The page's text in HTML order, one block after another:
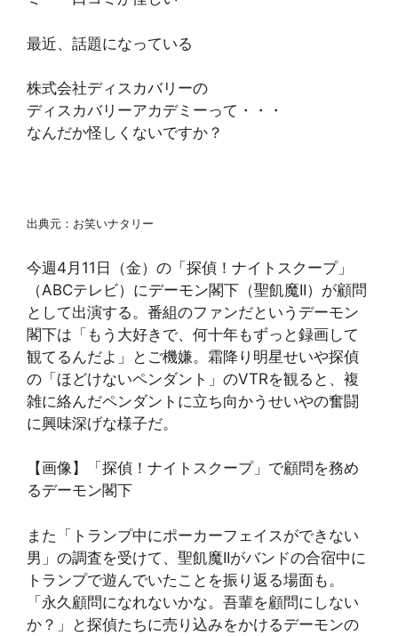
最近、話題になっている
株式会社ディスカバリーの
ディスカバリーアカデミーって・・・
なんだか怪しくないですか？
出典元：お笑いナタリー
今週4月11日（金）の「探偵！ナイトスクープ」
（ABCテレビ）にデーモン閣下（聖飢魔II）が顧問
として出演する。番組のファンだというデーモン
閣下は「もう大好きで、何十年もずっと録画して
観てるんだよ」とご機嫌。霜降り明星せいや探偵
の「ほどけないペンダント」のVTRを観ると、複
雑に絡んだペンダントに立ち向かうせいやの奮闘
に興味深げな様子だ。
【画像】「探偵！ナイトスクープ」で顧問を務め
るデーモン閣下
また「トランプ中にポーカーフェイスができない
男」の調査を受けて、聖飢魔IIがバンドの合宿中に
トランプで遊んでいたことを振り返る場面も。
「永久顧問になれないかな。吾輩を顧問にしない
か？」と探偵たちに売り込みをかけるデーモンの